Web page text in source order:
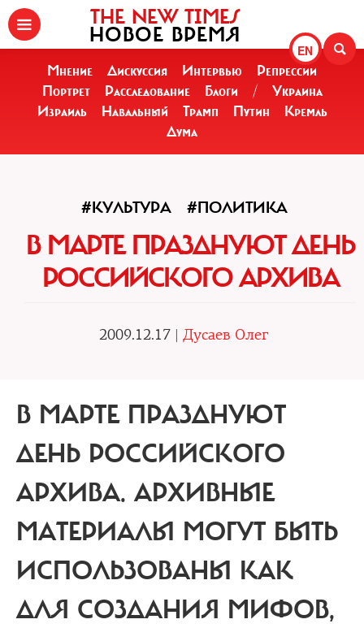
EN
THE NEW TIMES
НОВОЕ ВРЕМЯ
Мнение Дискуссия Интервью
Репрессии
Портрет
Расследование Блоги /
Украина
Израиль
Навальный Трамп Путин
Кремль
Дума
#КУЛЬТУРА #ПОЛИТИКА
В МАРТЕ ПРАЗДНУЮТ ДЕНЬ
РОССИЙСКОГО АРХИВА
2009.12.17 | Дусаев Олег
В МАРТЕ ПРАЗДНУЮТ
ДЕНЬ РОССИЙСКОГО
АРХИВА. АРХИВНЫЕ
МАТЕРИАЛЫ МОГУТ БЫТЬ
ИСПОЛЬЗОВАНЫ КАК
ДЛЯ СОЗДАНИЯ МИФОВ,